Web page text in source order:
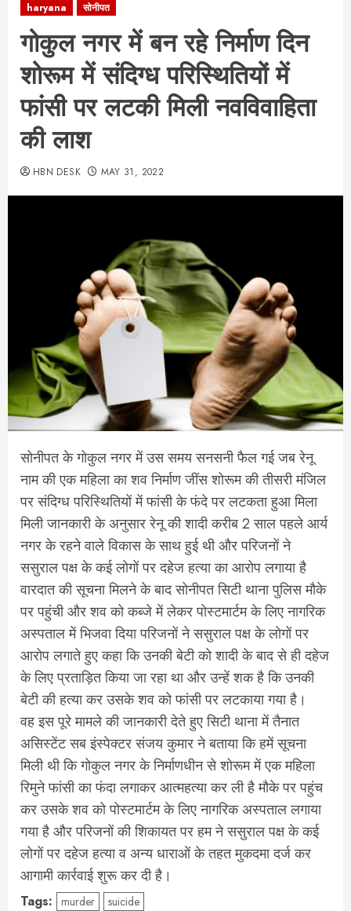
haryana सोनीपत
गोकुल नगर में बन रहे निर्माण दिन
शोरूम में संदिग्ध परिस्थितियों में
फांसी पर लटकी मिली नवविवाहिता
की लाश
HBN DESK MAY 31, 2022
सोनीपत के गोकुल नगर में उस समय सनसनी फैल गई जब रेनू
नाम की एक महिला का शव निर्माण जींस शोरूम की तीसरी मंजिल
पर संदिग्ध परिस्थितियों में फांसी के फंदे पर लटकता हुआ मिला
मिली जानकारी के अनुसार रेनू की शादी करीब 2 साल पहले आर्य
नगर के रहने वाले विकास के साथ हुई थी और परिजनों ने
ससुराल पक्ष के कई लोगों पर दहेज हत्या का आरोप लगाया है
वारदात की सूचना मिलने के बाद सोनीपत सिटी थाना पुलिस मौके
पर पहुंची और शव को कब्जे में लेकर पोस्टमार्टम के लिए नागरिक
अस्पताल में भिजवा दिया परिजनों ने ससुराल पक्ष के लोगों पर
आरोप लगाते हुए कहा कि उनकी बेटी को शादी के बाद से ही दहेज
के लिए प्रताड़ित किया जा रहा था और उन्हें शक है कि उनकी
बेटी की हत्या कर उसके शव को फांसी पर लटकाया गया है।
वह इस पूरे मामले की जानकारी देते हुए सिटी थाना में तैनात
असिस्टेंट सब इंस्पेक्टर संजय कुमार ने बताया कि हमें सूचना
मिली थी कि गोकुल नगर के निर्माणधीन से शोरूम में एक महिला
रिमुने फांसी का फंदा लगाकर आत्महत्या कर ली है मौके पर पहुंच
कर उसके शव को पोस्टमार्टम के लिए नागरिक अस्पताल लगाया
गया है और परिजनों की शिकायत पर हम ने ससुराल पक्ष के कई
लोगों पर दहेज हत्या व अन्य धाराओं के तहत मुकदमा दर्ज कर
आगामी कार्रवाई शुरू कर दी है।
Tags: murder suicide